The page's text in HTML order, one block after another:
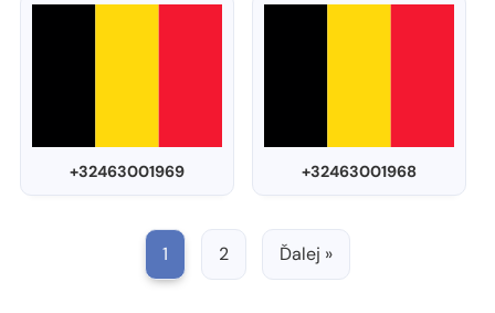
+32463001969 +32463001968
1 2 Ďalej »